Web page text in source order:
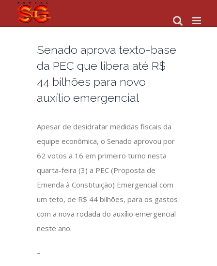
Senado aprova texto-base
da PEC que libera até R$
44 bilhões para novo
auxílio emergencial
Apesar de desidratar medidas fiscais da
equipe econômica, o Senado aprovou por
62 votos a 16 em primeiro turno nesta
quarta-feira (3) a PEC (Proposta de
Emenda à Constituição) Emergencial com
um teto, de R$ 44 bilhões, para os gastos
com a nova rodada do auxílio emergencial
neste ano.
–